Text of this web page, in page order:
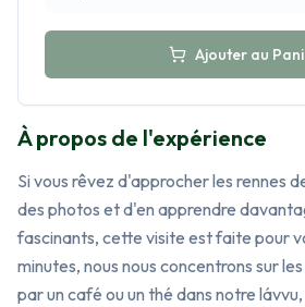
Ajouter au
À propos de l'expérience
Si vous rêvez d'approcher les rennes
des photos et d'en apprendre
fascinants, cette visite est faite pour
minutes, nous nous concentrons sur
par un café ou un thé dans notre